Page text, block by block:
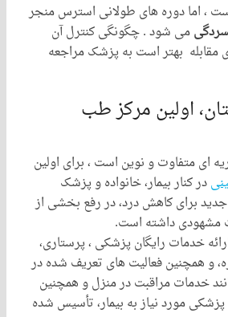
های طولانی استرس منجر
. چگونگی کنترل آن
است به پزشک مراجعه
مرکز طب
و نوین است ، برای اولین
بیمار، خانواده و پزشک
کاهش درد، در رفع بخشی از
داشته است.
رایگان پزشکی ، پرستاری،
فعالیت های تعریف شده در
در منزل و همچنین
نیاز به بیمار، تأسیس شده